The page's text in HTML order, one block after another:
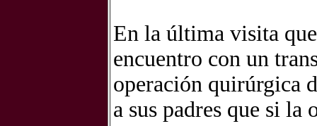
En la última visita
encuentro con un
operación quirúrgica
a sus padres que si